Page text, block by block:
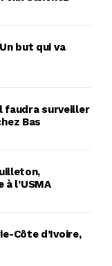
but qui va
faudra surveiller
Bas
l’USMA
Côte d’Ivoire,